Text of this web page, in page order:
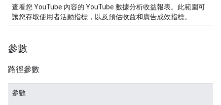
查看您 YouTube 內容的 YouTube 數據分析收益報表。此範圍可
讓您存取使用者活動指標，以及預估收益和廣告成效指標。
參數
路徑參數
參數